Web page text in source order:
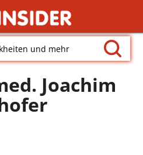
und mehr
Joachim